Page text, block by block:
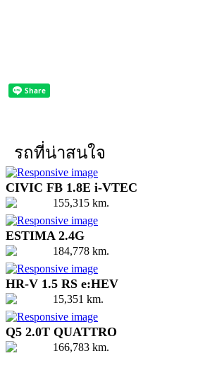
รถที่น่าสนใจ
CIVIC FB 1.8E i-VTEC
155,315 km.
ESTIMA 2.4G
184,778 km.
HR-V 1.5 RS e:HEV
15,351 km.
Q5 2.0T QUATTRO
166,783 km.